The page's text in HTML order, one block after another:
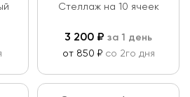
Стеллаж на 10 ячеек
3 200 ₽ за 1 день
от 850 ₽ со 2го дня